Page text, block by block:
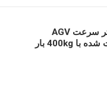
1.5m/s حداکثر سرعت AGV
اتوماتیک هدایت شده با 400kg بار